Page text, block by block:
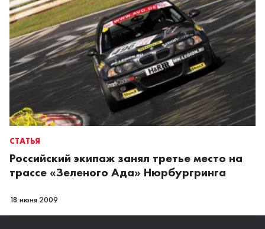
СТАТЬЯ
Российский экипаж занял третье место на
трассе «Зеленого Ада» Нюрбургринга
18 июня 2009